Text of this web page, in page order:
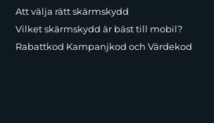
Att välja rätt skärmskydd
Vilket skärmskydd är bäst till mobil?
Rabattkod Kampanjkod och Värdekod